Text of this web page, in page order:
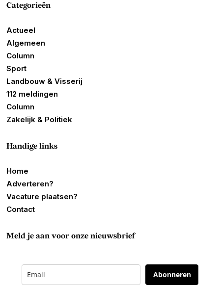
Categorieën
Actueel
Algemeen
Column
Sport
Landbouw & Visserij
112 meldingen
Column
Zakelijk & Politiek
Handige links
Home
Adverteren?
Vacature plaatsen?
Contact
Meld je aan voor onze nieuwsbrief
Abonneren